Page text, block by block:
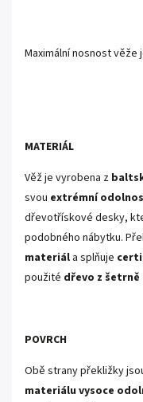
Maximální nosnost věže
MATERIÁL
Věž je vyrobena z
svou extrémní
dřevotřískové desky,
podobného nábytku.
materiál a splňuje
použité dřevo z
POVRCH
Obě strany překližky
materiálu vysoce